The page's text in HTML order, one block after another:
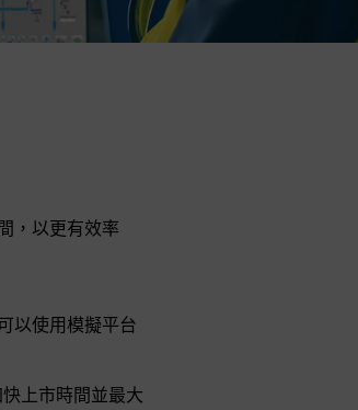
，以更有效率
以使用模擬平台
上市時間並最大